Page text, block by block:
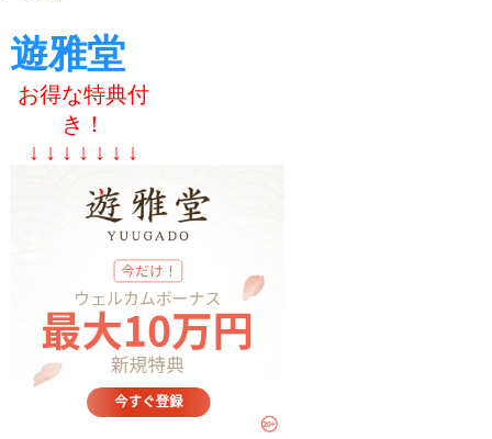
遊雅堂
お得な特典付
き！
↓ ↓ ↓ ↓ ↓ ↓ ↓